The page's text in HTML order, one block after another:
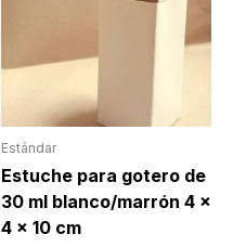
Estándar
Estuche para gotero de
30 ml blanco/marrón 4 x
4 x 10 cm